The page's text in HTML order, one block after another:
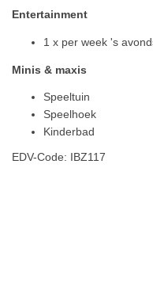
Entertainment
1 x per week 's
Minis & maxis
Speeltuin
Speelhoek
Kinderbad
EDV-Code: IBZ117